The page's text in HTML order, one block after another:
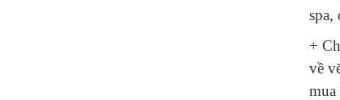
spa,
+
về
mua